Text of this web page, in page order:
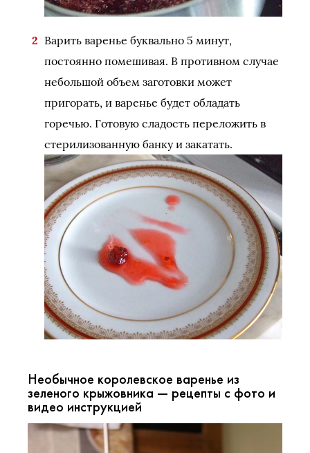
Варить варенье буквально 5 минут,
постоянно помешивая. В противном случае
небольшой объем заготовки может
пригорать, и варенье будет обладать
горечью. Готовую сладость переложить в
стерилизованную банку и закатать.
Необычное королевское варенье из
зеленого крыжовника — рецепты с фото и
видео инструкцией